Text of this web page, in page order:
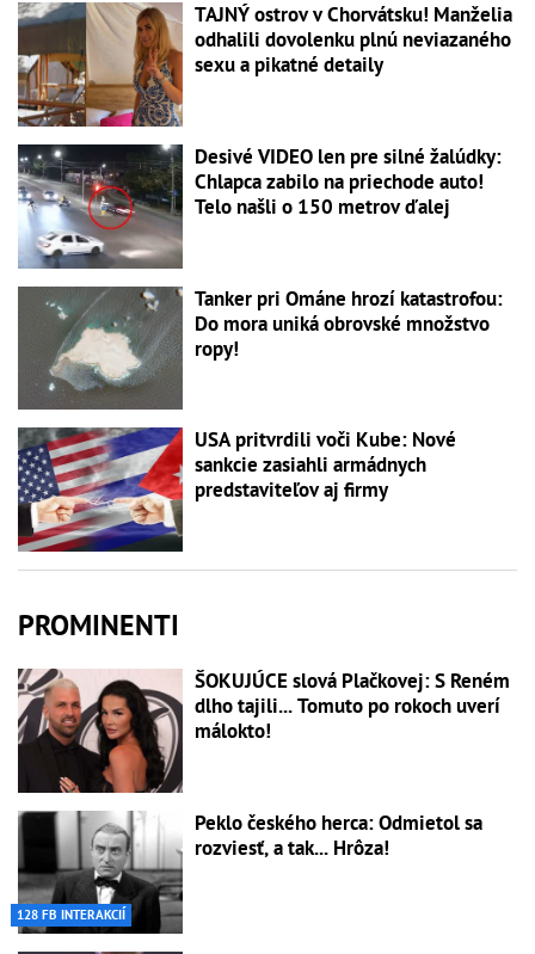
TAJNÝ ostrov v Chorvátsku! Manželia
odhalili dovolenku plnú neviazaného
sexu a pikatné detaily
Desivé VIDEO len pre silné žalúdky:
Chlapca zabilo na priechode auto!
Telo našli o 150 metrov ďalej
Tanker pri Ománe hrozí katastrofou:
Do mora uniká obrovské množstvo
ropy!
USA pritvrdili voči Kube: Nové
sankcie zasiahli armádnych
predstaviteľov aj firmy
PROMINENTI
ŠOKUJÚCE slová Plačkovej: S Reném
dlho tajili... Tomuto po rokoch uverí
málokto!
128 FB INTERAKCIÍ
Peklo českého herca: Odmietol sa
rozviesť, a tak... Hrôza!